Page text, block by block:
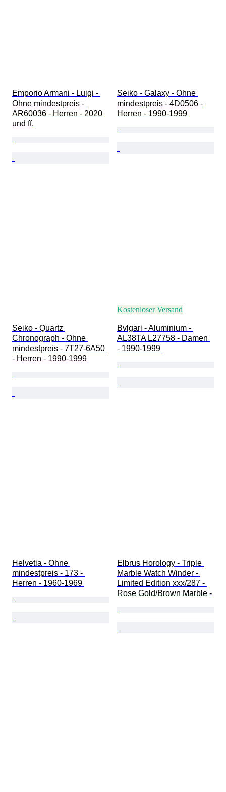
Emporio Armani - Luigi -
Ohne mindestpreis -
AR60036 - Herren - 2020
und ff.
Seiko - Galaxy - Ohne
mindestpreis - 4D0506 -
Herren - 1990-1999
Seiko - Quartz
Chronograph - Ohne
mindestpreis - 7T27-6A50
- Herren - 1990-1999
Kostenloser Versand
Bvlgari - Aluminium -
AL38TA L27758 - Damen
- 1990-1999
Helvetia - Ohne
mindestpreis - 173 -
Herren - 1960-1969
Elbrus Horology - Triple
Marble Watch Winder -
Limited Edition xxx/287 -
Rose Gold/Brown Marble -